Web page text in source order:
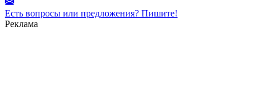
Есть вопросы или предложения? Пишите!
Реклама